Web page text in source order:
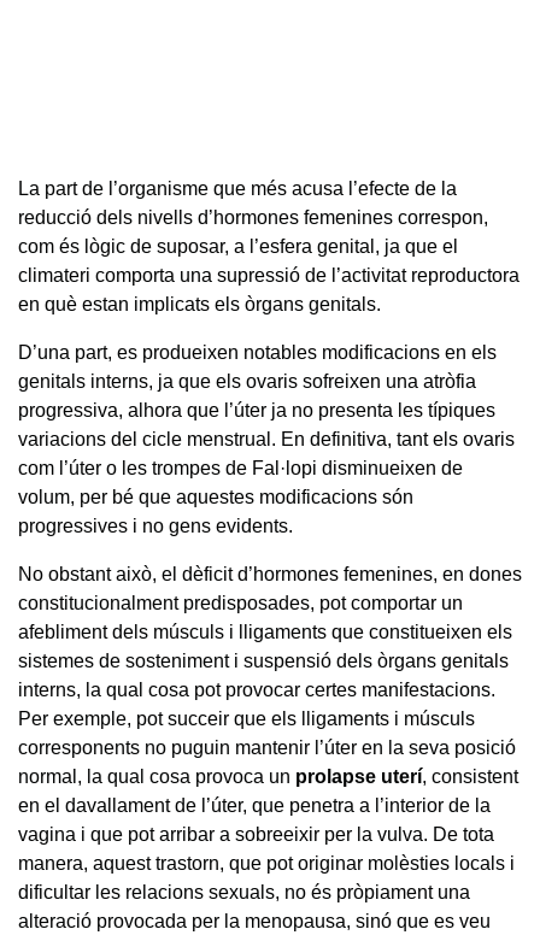
La part de l’organisme que més acusa l’efecte de la
reducció dels nivells d’hormones femenines correspon,
com és lògic de suposar, a l’esfera genital, ja que el
climateri comporta una supressió de l’activitat reproductora
en què estan implicats els òrgans genitals.
D’una part, es produeixen notables modificacions en els
genitals interns, ja que els ovaris sofreixen una atròfia
progressiva, alhora que l’úter ja no presenta les típiques
variacions del cicle menstrual. En definitiva, tant els ovaris
com l’úter o les trompes de Fal·lopi disminueixen de
volum, per bé que aquestes modificacions són
progressives i no gens evidents.
No obstant això, el dèficit d’hormones femenines, en dones
constitucionalment predisposades, pot comportar un
afebliment dels músculs i lligaments que constitueixen els
sistemes de sosteniment i suspensió dels òrgans genitals
interns, la qual cosa pot provocar certes manifestacions.
Per exemple, pot succeir que els lligaments i músculs
corresponents no puguin mantenir l’úter en la seva posició
normal, la qual cosa provoca un prolapse uterí, consistent
en el davallament de l’úter, que penetra a l’interior de la
vagina i que pot arribar a sobreeixir per la vulva. De tota
manera, aquest trastorn, que pot originar molèsties locals i
dificultar les relacions sexuals, no és pròpiament una
alteració provocada per la menopausa, sinó que es veu